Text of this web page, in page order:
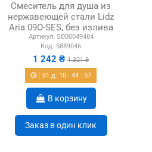
Смеситель для душа из
нержавеющей стали Lidz
Aria 09O-SES, без излива
Артикул: SD00049484
Код: 5889046
1 242 ₴ 1 321 ₴
01 д. 10 :44 : 56
В корзину
Заказ в один клик